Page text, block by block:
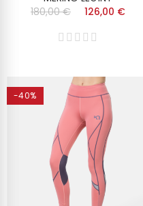
180,00 €
126,00 €
-40%